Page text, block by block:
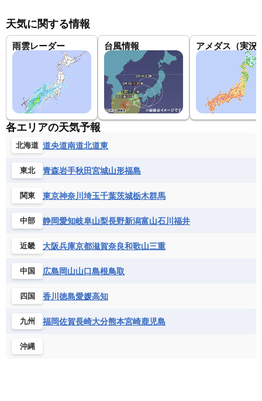
天気に関する情報
雨雲レーダー 台風情報 アメダス（実況
各エリアの天気予報
北海道 道央道南道北道東
東北 青森岩手秋田宮城山形福島
関東 東京神奈川 埼玉千葉茨城栃木群馬
中部 静岡愛知岐阜山梨長野新潟富山石川 福井
近畿 大阪兵庫京都滋賀奈良和歌山三重
中国 広島岡山山口島根鳥取
四国 香川 徳島愛媛高知
九州 福岡佐賀長崎大分熊本宮崎鹿児島
沖縄